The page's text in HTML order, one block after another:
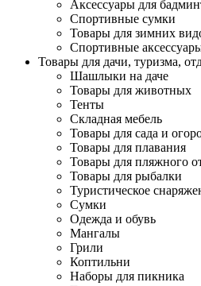
Аксессуары для
Спортивные сумки
Товары для зимних
Спортивные
Товары для дачи, туризма,
Шашлыки на даче
Товары для животных
Тенты
Складная мебель
Товары для сада и
Товары для плавания
Товары для пляжного
Товары для рыбалки
Туристическое
Сумки
Одежда и обувь
Мангалы
Грили
Коптильни
Наборы для пикника